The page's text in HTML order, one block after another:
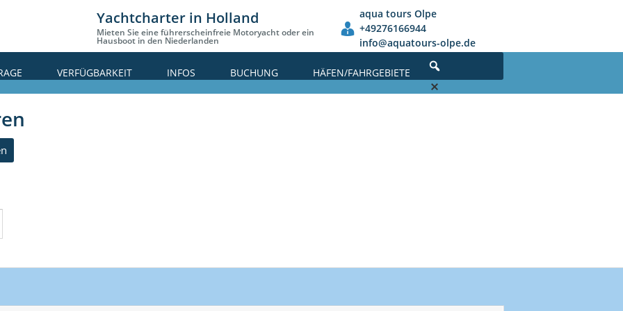
Yachtcharter in Holland
Mieten Sie eine führerscheinfreie Motoryacht oder ein
Hausboot in den Niederlanden
aqua tours Olpe
+49276166944
info@aquatours-olpe.de
VERFÜGBARKEIT INFOS BUCHUNG HÄFEN/FAHRGEBIETE